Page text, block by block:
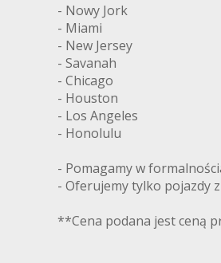
- Nowy Jork
- Miami
- New Jersey
- Savanah
- Chicago
- Houston
- Los Angeles
- Honolulu
- Pomagamy w
- Oferujemy tylko pojazdy
**Cena podana jest ceną